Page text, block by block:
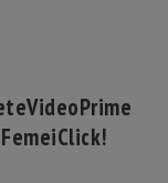
VideoPrime
Click!